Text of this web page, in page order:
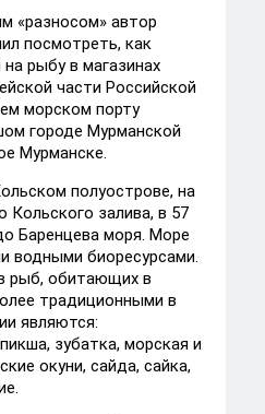
«разносом» автор
посмотреть, как
рыбу в магазинах
части Российской
морском порту
городе Мурманской
Мурманске.
полуострове, на
Кольского залива, в 57
Баренцева моря. Море
водными биоресурсами.
рыб, обитающих в
традиционными в
являются:
зубатка, морская и
окуни, сайда, сайка,